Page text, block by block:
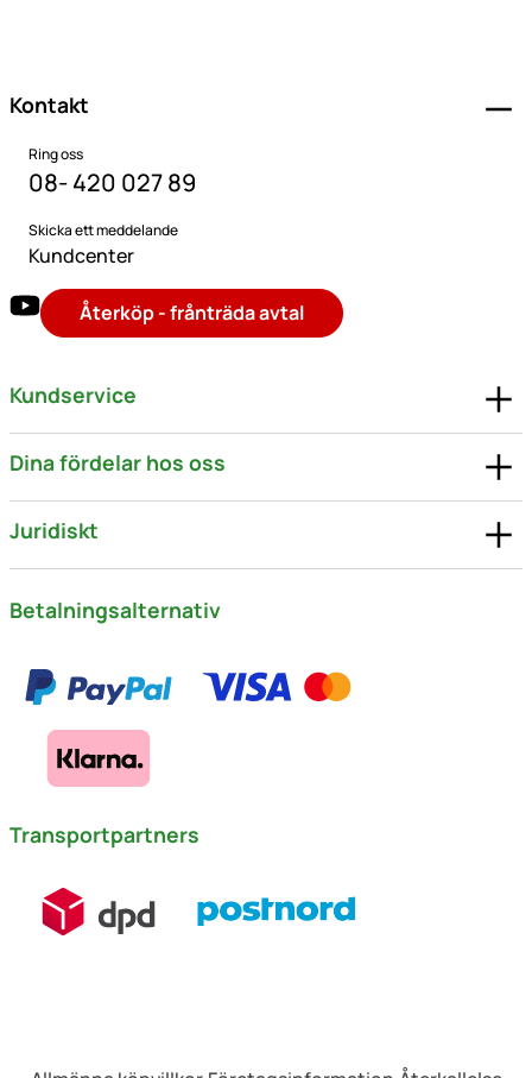
Kontakt
Ring oss
08- 420 027 89
Skicka ett meddelande
Kundcenter
Återköp - frånträda avtal
Kundservice
Dina fördelar hos oss
Juridiskt
Betalningsalternativ
Transportpartners